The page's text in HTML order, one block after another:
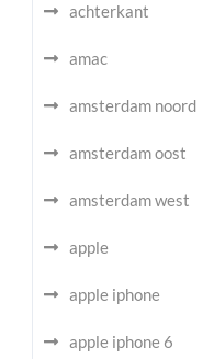
achterkant
amac
amsterdam noord
amsterdam oost
amsterdam west
apple
apple iphone
apple iphone 6